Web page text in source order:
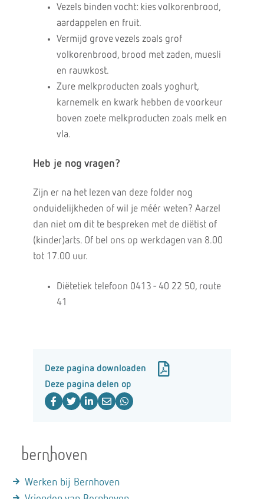
Vezels binden vocht: kies volkorenbrood,
aardappelen en fruit.
Vermijd grove vezels zoals grof
volkorenbrood, brood met zaden, muesli
en rauwkost.
Zure melkproducten zoals yoghurt,
karnemelk en kwark hebben de voorkeur
boven zoete melkproducten zoals melk en
vla.
Heb je nog vragen?
Zijn er na het lezen van deze folder nog
onduidelijkheden of wil je méér weten? Aarzel
dan niet om dit te bespreken met de diëtist of
(kinder)arts. Of bel ons op werkdagen van 8.00
tot 17.00 uur.
Diëtetiek telefoon 0413 - 40 22 50, route
41
Deze pagina downloaden
Deze pagina delen op
Werken bij Bernhoven